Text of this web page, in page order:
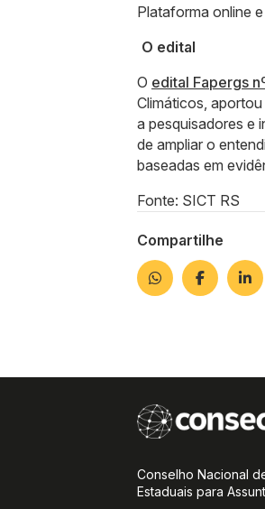
Plataforma online
O edital
O edital Fapergs
Climáticos,
a pesquisadores e
de ampliar o
baseadas em
Fonte: SICT RS
Compartilhe
Conselho Nacional
Estaduais para